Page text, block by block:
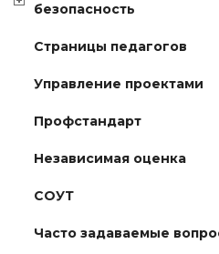
безопасность
Страницы педагогов
Управление проектами
Профстандарт
Независимая оценка
СОУТ
Часто задаваемые